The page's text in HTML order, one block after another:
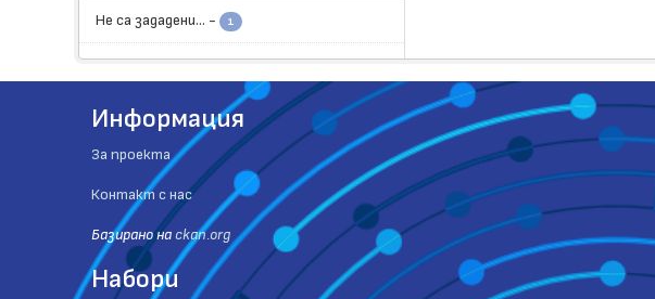
Не са зададени... - 1
Информация
За проекта
Контакт с нас
Базиранo на ckan.org
Набори